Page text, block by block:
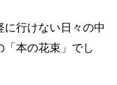
行けない日々の中
「本の花束」でし